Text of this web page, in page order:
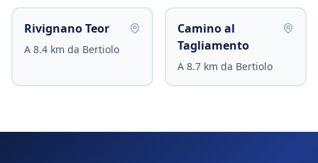
Rivignano Teor
A 8.4 km da Bertiolo
Camino al
Tagliamento
A 8.7 km da Bertiolo